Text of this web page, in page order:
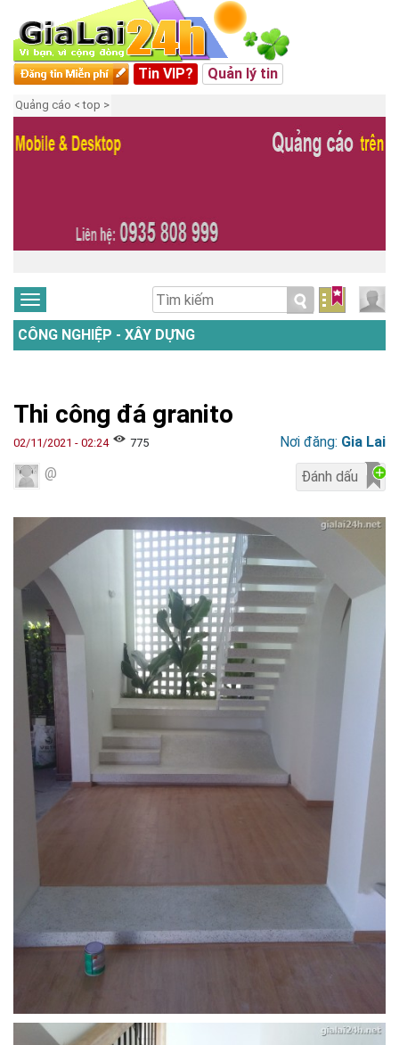
Tin VIP? Quản lý tin
Quảng cáo < top >
CÔNG NGHIỆP - XÂY DỰNG
Thi công đá granito
02/11/2021 - 02:24 775 Nơi đăng: Gia Lai
@